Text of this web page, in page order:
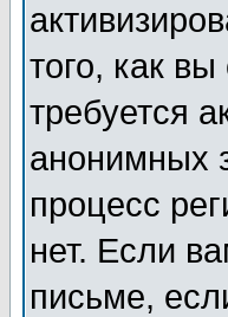
того, как
требуется
анонимных
процесс
нет. Если
письме,